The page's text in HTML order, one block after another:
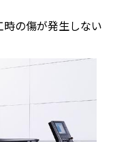
の傷が発生しない